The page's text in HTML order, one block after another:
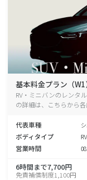
基本料金プラン（W1
RV・ミニバンのレンタ
の詳細は、こちらから
代表車種
ボディタイプ
営業時間
6時間まで7,700円
免責補償制度1,100円